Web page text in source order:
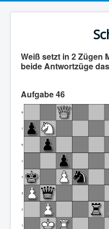
Weiß setzt in 2 Zügen
beide Antwortzüge
Aufgabe 46